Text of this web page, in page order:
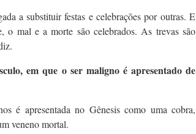
a substituir festas e celebrações por outras. E
o mal e a morte são celebrados. As trevas são
em que o ser maligno é apresentado de
é apresentada no Gênesis como uma cobra,
veneno mortal.